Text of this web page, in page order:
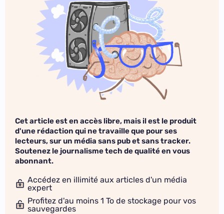
Cet article est en accès libre, mais il est le produit
d'une rédaction qui ne travaille que pour ses
lecteurs, sur un média sans pub et sans tracker.
Soutenez le journalisme tech de qualité en vous
abonnant.
Accédez en illimité aux articles d'un média
expert
Profitez d'au moins 1 To de stockage pour vos
sauvegardes